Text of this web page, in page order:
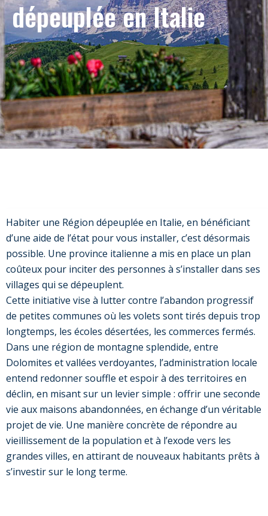
dépeuplée en Italie
Habiter une Région dépeuplée en Italie, en bénéficiant
d’une aide de l’état pour vous installer, c’est désormais
possible. Une province italienne a mis en place un plan
coûteux pour inciter des personnes à s’installer dans ses
villages qui se dépeuplent.
Cette initiative vise à lutter contre l’abandon progressif
de petites communes où les volets sont tirés depuis trop
longtemps, les écoles désertées, les commerces fermés.
Dans une région de montagne splendide, entre
Dolomites et vallées verdoyantes, l’administration locale
entend redonner souffle et espoir à des territoires en
déclin, en misant sur un levier simple : offrir une seconde
vie aux maisons abandonnées, en échange d’un véritable
projet de vie. Une manière concrète de répondre au
vieillissement de la population et à l’exode vers les
grandes villes, en attirant de nouveaux habitants prêts à
s’investir sur le long terme.